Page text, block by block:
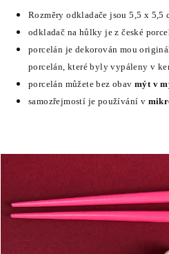
Rozměry odkladače jsou 5,5 x 5,5
odkladač na hůlky je z české
porcelán je dekorován mou
porcelán, které byly vypáleny v
porcelán můžete bez obav mýt v
samozřejmostí je používání v